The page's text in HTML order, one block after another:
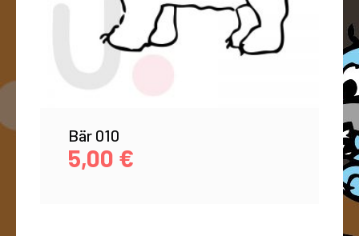
Bär 010
5,00 €